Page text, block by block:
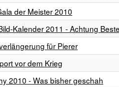
der Meister 2010
Kalender 2011 - Achtung
für Pierer
vor dem Krieg
2010 - Was bisher geschah